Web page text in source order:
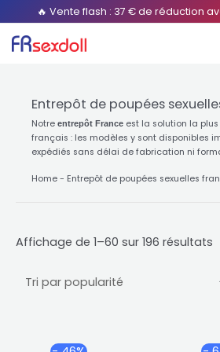
contenu
🔥 Vente flash : 37 € de réduction
Entrepôt de poupées
Notre entrepôt France est la solution la
français : les modèles y sont disponibles
expédiés sans délai de fabrication ni
Home - Entrepôt de poupées sexuelles
Affichage de 1–60 sur 196 résultats